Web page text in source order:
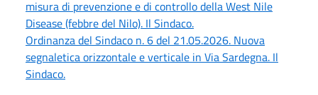
misura di prevenzione e di controllo della West Nile
Disease (febbre del Nilo). Il Sindaco.
Ordinanza del Sindaco n. 6 del 21.05.2026. Nuova
segnaletica orizzontale e verticale in Via Sardegna. Il
Sindaco.